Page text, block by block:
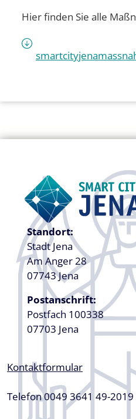
Hier finden Sie alle
Standort:
Stadt Jena
Am Anger 28
07743 Jena
Postanschrift:
Postfach 100338
07703 Jena
Kontaktformular
Telefon 0049 3641 49-2019